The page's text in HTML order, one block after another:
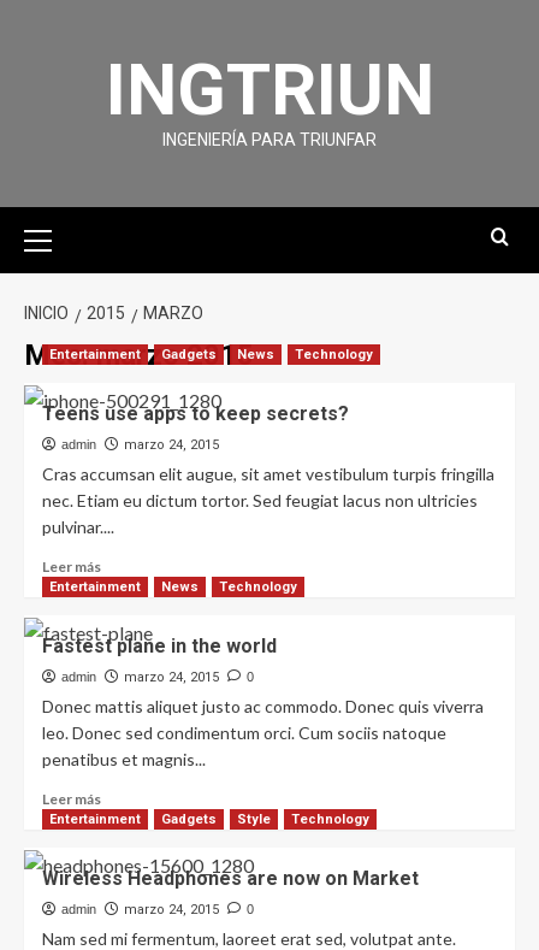
INGTRIUN
INGENIERÍA PARA TRIUNFAR
INICIO 2015 MARZO
Mes:marzo 2015
Entertainment Gadgets News Technology
Teens use apps to keep secrets?
admin marzo 24, 2015
Cras accumsan elit augue, sit amet vestibulum turpis fringilla
nec. Etiam eu dictum tortor. Sed feugiat lacus non ultricies
pulvinar....
Leer más
Entertainment News Technology
Fastest plane in the world
admin marzo 24, 2015 0
Donec mattis aliquet justo ac commodo. Donec quis viverra
leo. Donec sed condimentum orci. Cum sociis natoque
penatibus et magnis...
Leer más
Entertainment Gadgets Style Technology
Wireless Headphones are now on Market
admin marzo 24, 2015 0
Nam sed mi fermentum, laoreet erat sed, volutpat ante.